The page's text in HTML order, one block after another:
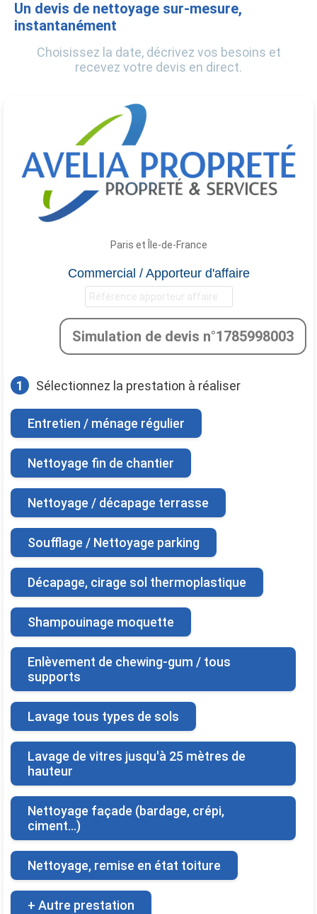
Un devis de nettoyage sur-mesure,
instantanément
Choisissez la date, décrivez vos besoins et
recevez votre devis en direct.
Paris et Île-de-France
Simulation de devis n°1785998003
1 Sélectionnez la prestation à réaliser
Entretien / ménage régulier
Nettoyage fin de chantier
Nettoyage / décapage terrasse
Soufflage / Nettoyage parking
Décapage, cirage sol thermoplastique
Shampouinage moquette
Enlèvement de chewing-gum / tous
supports
Lavage tous types de sols
Lavage de vitres jusqu'à 25 mètres de
hauteur
Nettoyage façade (bardage, crépi,
ciment...)
Nettoyage, remise en état toiture
+ Autre prestation